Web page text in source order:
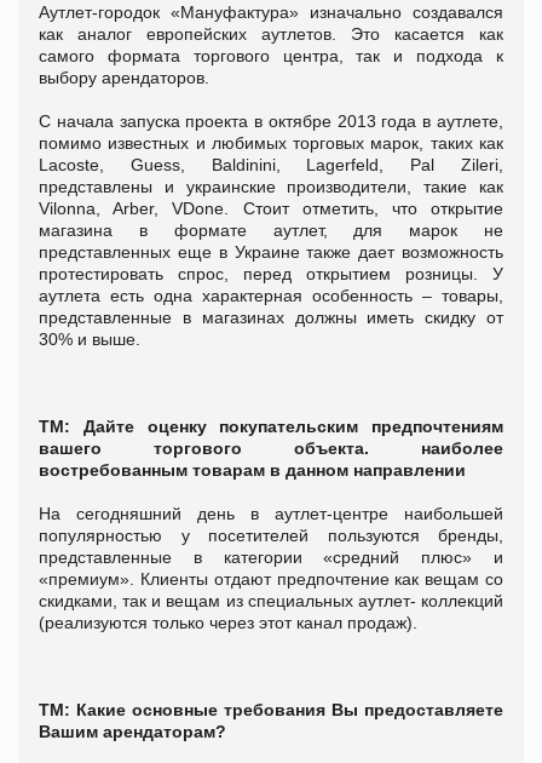
Аутлет-городок «Мануфактура» изначально создавался
как аналог европейских аутлетов. Это касается как
самого формата торгового центра, так и подхода к
выбору арендаторов.
С начала запуска проекта в октябре 2013 года в аутлете,
помимо известных и любимых торговых марок, таких как
Lacoste, Guess, Baldinini, Lagerfeld, Pal Zileri,
представлены и украинские производители, такие как
Vilonna, Arber, VDone. Стоит отметить, что открытие
магазина в формате аутлет, для марок не
представленных еще в Украине также дает возможность
протестировать спрос, перед открытием розницы. У
аутлета есть одна характерная особенность – товары,
представленные в магазинах должны иметь скидку от
30% и выше.
ТМ: Дайте оценку покупательским предпочтениям
вашего торгового объекта. наиболее
востребованным товарам в данном направлении
На сегодняшний день в аутлет-центре наибольшей
популярностью у посетителей пользуются бренды,
представленные в категории «средний плюс» и
«премиум». Клиенты отдают предпочтение как вещам со
скидками, так и вещам из специальных аутлет- коллекций
(реализуются только через этот канал продаж).
ТМ: Какие основные требования Вы предоставляете
Вашим арендаторам?